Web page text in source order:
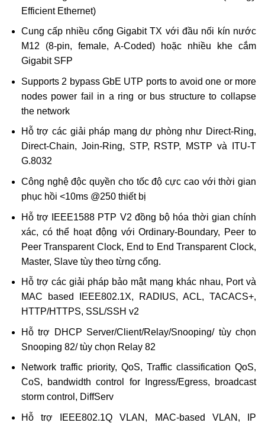
Efficient Ethernet)
Cung cấp nhiều cổng Gigabit TX với đầu nối kín nước
M12 (8-pin, female, A-Coded) hoặc nhiều khe cắm
Gigabit SFP
Supports 2 bypass GbE UTP ports to avoid one or more
nodes power fail in a ring or bus structure to collapse
the network
Hỗ trợ các giải pháp mạng dự phòng như Direct-Ring,
Direct-Chain, Join-Ring, STP, RSTP, MSTP và ITU-T
G.8032
Công nghệ độc quyền cho tốc độ cực cao với thời gian
phục hồi <10ms @250 thiết bị
Hỗ trợ IEEE1588 PTP V2 đồng bộ hóa thời gian chính
xác, có thể hoạt động với Ordinary-Boundary, Peer to
Peer Transparent Clock, End to End Transparent Clock,
Master, Slave tùy theo từng cổng.
Hỗ trợ các giải pháp bảo mật mạng khác nhau, Port và
MAC based IEEE802.1X, RADIUS, ACL, TACACS+,
HTTP/HTTPS, SSL/SSH v2
Hỗ trợ DHCP Server/Client/Relay/Snooping/ tùy chọn
Snooping 82/ tùy chọn Relay 82
Network traffic priority, QoS, Traffic classification QoS,
CoS, bandwidth control for Ingress/Egress, broadcast
storm control, DiffServ
Hỗ trợ IEEE802.1Q VLAN, MAC-based VLAN, IP